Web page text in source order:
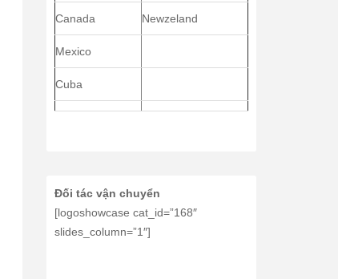
Canada Newzeland
Mexico
Cuba
Đối tác vận chuyển
[logoshowcase cat_id=”168″
slides_column=”1″]